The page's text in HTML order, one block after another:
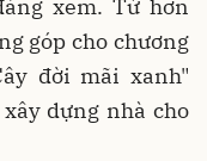
xem. Từ hơn
góp cho chương
đời mãi xanh"
dựng nhà cho